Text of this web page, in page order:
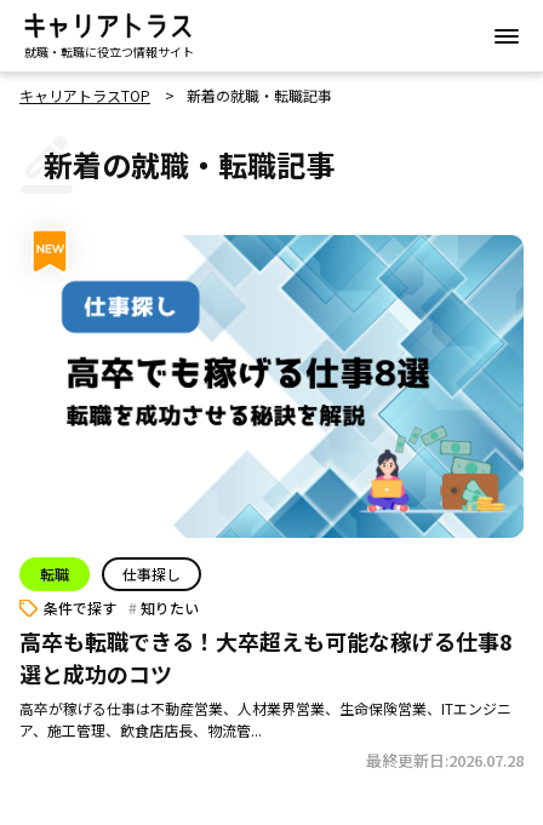
就職・転職に役立つ情報サイト
キャリアトラスTOP 新着の就職・転職記事
新着の就職・転職記事
転職
仕事探し
条件で探す
知りたい
高卒も転職できる！大卒超えも可能な稼げる仕事8
選と成功のコツ
高卒が稼げる仕事は不動産営業、人材業界営業、生命保険営業、ITエンジニ
ア、施工管理、飲食店店長、物流管...
最終更新日:2026.07.28